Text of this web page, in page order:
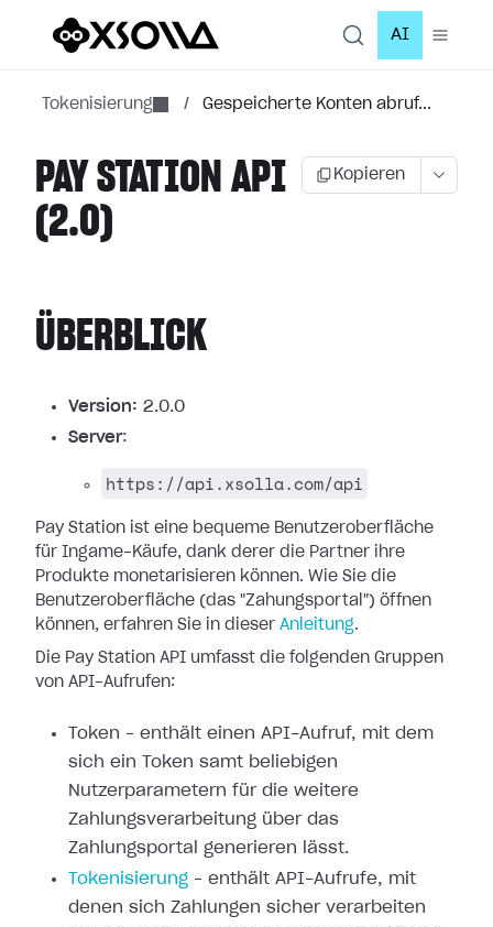
AI
Tokenisierung / Gespeicherte Konten abruf...
PAY STATION API
(2.0)
Kopieren
ÜBERBLICK
Version: 2.0.0
Server:
https://api.xsolla.com/api
Pay Station ist eine bequeme Benutzeroberfläche
für Ingame-Käufe, dank derer die Partner ihre
Produkte monetarisieren können. Wie Sie die
Benutzeroberfläche (das "Zahungsportal") öffnen
können, erfahren Sie in dieser Anleitung.
Die Pay Station API umfasst die folgenden Gruppen
von API-Aufrufen:
Token – enthält einen API-Aufruf, mit dem
sich ein Token samt beliebigen
Nutzerparametern für die weitere
Zahlungsverarbeitung über das
Zahlungsportal
generieren lässt.
Tokenisierung – enthält API-Aufrufe, mit
denen sich Zahlungen sicher verarbeiten